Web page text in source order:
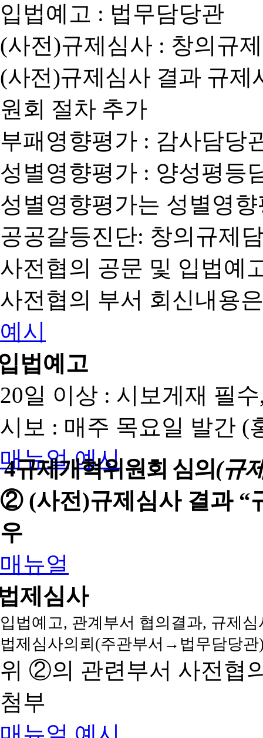
입법예고 : 법무담당관
(사전)규제심사 : 창의규
(사전)규제심사 결과 규
원회 절차 추가
부패영향평가 : 감사담당
성별영향평가 : 양성평등
성별영향평가는 성별영
공공갈등진단: 창의규제
사전협의 공문 및 입법예
사전협의 부서 회신내용
예시
법예고
20일 이상 : 시보게재 필
시보 : 매주 목요일 발간 (
매뉴얼 예시
4규제개혁위원회 심의(규
② (사전)규제심사 결과 “
우
매뉴얼
제심사
입법예고, 관계부서 협의결과, 규제
법제심사의뢰(주관부서→법무담당
위 ②의 관련부서 사전협
첨부